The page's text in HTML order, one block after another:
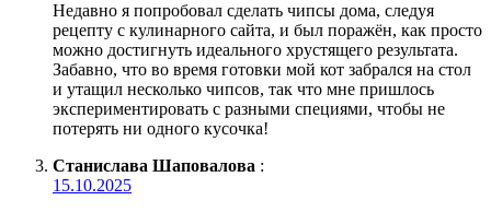
Недавно я попробовал сделать чипсы дома, следуя
рецепту с кулинарного сайта, и был поражён, как просто
можно достигнуть идеального хрустящего результата.
Забавно, что во время готовки мой кот забрался на стол
и утащил несколько чипсов, так что мне пришлось
экспериментировать с разными специями, чтобы не
потерять ни одного кусочка!
Станислава Шаповалова :
15.10.2025